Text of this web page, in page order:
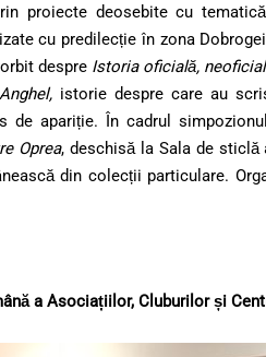
proiecte deosebite cu
cu predilecție în zona
despre Istoria oficială,
istorie despre care au
de apariție. În cadrul
Oprea, deschisă la Sala de sticlă
din colecții particulare.
a Asociațiilor, Cluburilor și